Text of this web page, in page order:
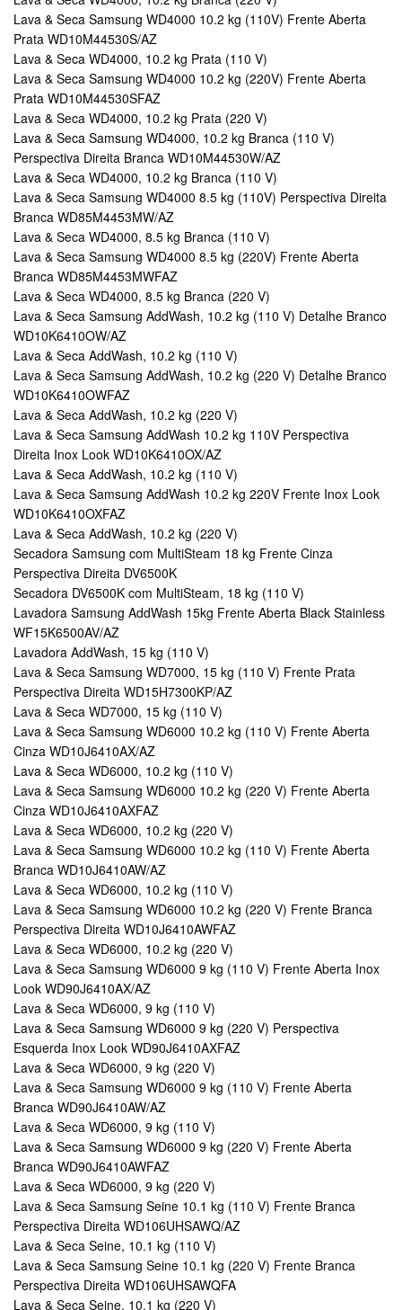
Lava & Seca Samsung WD4000 10.2 kg (110V) Frente Aberta
Prata WD10M44530S/AZ
Lava & Seca WD4000, 10.2 kg Prata (110 V)
Lava & Seca Samsung WD4000 10.2 kg (220V) Frente Aberta
Prata WD10M44530SFAZ
Lava & Seca WD4000, 10.2 kg Prata (220 V)
Lava & Seca Samsung WD4000, 10.2 kg Branca (110 V)
Perspectiva Direita Branca WD10M44530W/AZ
Lava & Seca WD4000, 10.2 kg Branca (110 V)
Lava & Seca Samsung WD4000 8.5 kg (110V) Perspectiva Direita
Branca WD85M4453MW/AZ
Lava & Seca WD4000, 8.5 kg Branca (110 V)
Lava & Seca Samsung WD4000 8.5 kg (220V) Frente Aberta
Branca WD85M4453MWFAZ
Lava & Seca WD4000, 8.5 kg Branca (220 V)
Lava & Seca Samsung AddWash, 10.2 kg (110 V) Detalhe Branco
WD10K6410OW/AZ
Lava & Seca AddWash, 10.2 kg (110 V)
Lava & Seca Samsung AddWash, 10.2 kg (220 V) Detalhe Branco
WD10K6410OWFAZ
Lava & Seca AddWash, 10.2 kg (220 V)
Lava & Seca Samsung AddWash 10.2 kg 110V Perspectiva
Direita Inox Look WD10K6410OX/AZ
Lava & Seca AddWash, 10.2 kg (110 V)
Lava & Seca Samsung AddWash 10.2 kg 220V Frente Inox Look
WD10K6410OXFAZ
Lava & Seca AddWash, 10.2 kg (220 V)
Secadora Samsung com MultiSteam 18 kg Frente Cinza
Perspectiva Direita DV6500K
Secadora DV6500K com MultiSteam, 18 kg (110 V)
Lavadora Samsung AddWash 15kg Frente Aberta Black Stainless
WF15K6500AV/AZ
Lavadora AddWash, 15 kg (110 V)
Lava & Seca Samsung WD7000, 15 kg (110 V) Frente Prata
Perspectiva Direita WD15H7300KP/AZ
Lava & Seca WD7000, 15 kg (110 V)
Lava & Seca Samsung WD6000 10.2 kg (110 V) Frente Aberta
Cinza WD10J6410AX/AZ
Lava & Seca WD6000, 10.2 kg (110 V)
Lava & Seca Samsung WD6000 10.2 kg (220 V) Frente Aberta
Cinza WD10J6410AXFAZ
Lava & Seca WD6000, 10.2 kg (220 V)
Lava & Seca Samsung WD6000 10.2 kg (110 V) Frente Aberta
Branca WD10J6410AW/AZ
Lava & Seca WD6000, 10.2 kg (110 V)
Lava & Seca Samsung WD6000 10.2 kg (220 V) Frente Branca
Perspectiva Direita WD10J6410AWFAZ
Lava & Seca WD6000, 10.2 kg (220 V)
Lava & Seca Samsung WD6000 9 kg (110 V) Frente Aberta Inox
Look WD90J6410AX/AZ
Lava & Seca WD6000, 9 kg (110 V)
Lava & Seca Samsung WD6000 9 kg (220 V) Perspectiva
Esquerda Inox Look WD90J6410AXFAZ
Lava & Seca WD6000, 9 kg (220 V)
Lava & Seca Samsung WD6000 9 kg (110 V) Frente Aberta
Branca WD90J6410AW/AZ
Lava & Seca WD6000, 9 kg (110 V)
Lava & Seca Samsung WD6000 9 kg (220 V) Frente Aberta
Branca WD90J6410AWFAZ
Lava & Seca WD6000, 9 kg (220 V)
Lava & Seca Samsung Seine 10.1 kg (110 V) Frente Branca
Perspectiva Direita WD106UHSAWQ/AZ
Lava & Seca Seine, 10.1 kg (110 V)
Lava & Seca Samsung Seine 10.1 kg (220 V) Frente Branca
Perspectiva Direita WD106UHSAWQFA
Lava & Seca Seine, 10.1 kg (220 V)